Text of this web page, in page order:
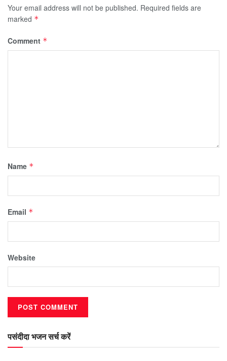
Your email address will not be published. Required fields are
marked *
Comment *
Name *
Email *
Website
पसंदीदा भजन सर्च करें